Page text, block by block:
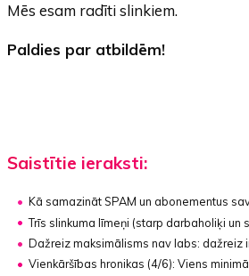
Mēs esam radīti slinkiem.
Paldies par atbildēm!
Saistītie ieraksti:
Kā samazināt SPAM un abonementus
Trīs slinkuma līmeņi (starp darbaholiķi un
Dažreiz maksimālisms nav labs: dažreiz
Vienkāršības hronikas (4/6): Viens